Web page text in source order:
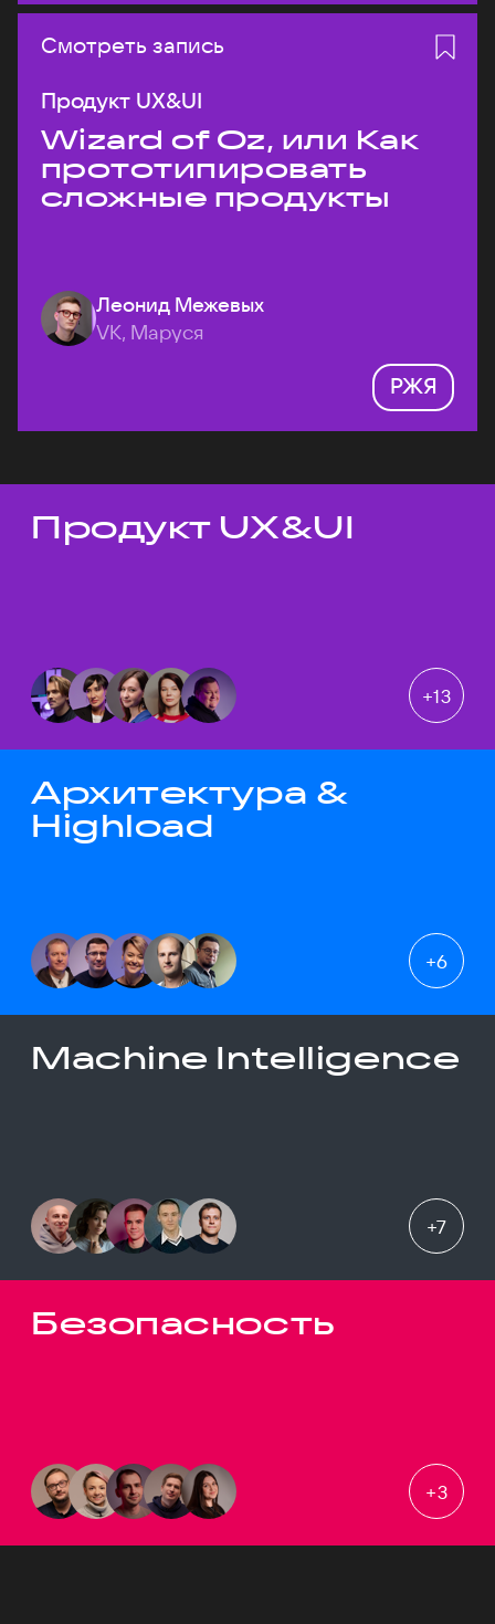
Смотреть запись
Продукт UX&UI
Wizard of Oz, или Как
прототипировать
сложные продукты
Леонид Межевых
VK, Маруся
РЖЯ
Темы докладов
Продукт UX&UI
+13
Архитектура &
Highload
+6
Machine Intelligence
+7
Безопасность
+3